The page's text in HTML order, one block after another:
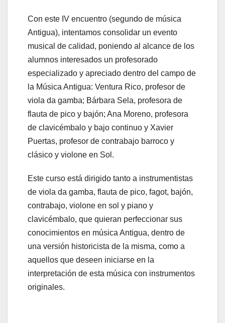
Con este IV encuentro (segundo de música
Antigua), intentamos consolidar un evento
musical de calidad, poniendo al alcance de los
alumnos interesados un profesorado
especializado y apreciado dentro del campo de
la Música Antigua: Ventura Rico, profesor de
viola da gamba; Bárbara Sela, profesora de
flauta de pico y bajón; Ana Moreno, profesora
de clavicémbalo y bajo continuo y Xavier
Puertas, profesor de contrabajo barroco y
clásico y violone en Sol.
Este curso está dirigido tanto a instrumentistas
de viola da gamba, flauta de pico, fagot, bajón,
contrabajo, violone en sol y piano y
clavicémbalo, que quieran perfeccionar sus
conocimientos en música Antigua, dentro de
una versión historicista de la misma, como a
aquellos que deseen iniciarse en la
interpretación de esta música con instrumentos
originales.